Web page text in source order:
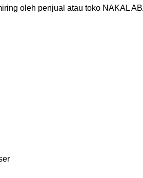
oleh penjual atau toko NAKAL